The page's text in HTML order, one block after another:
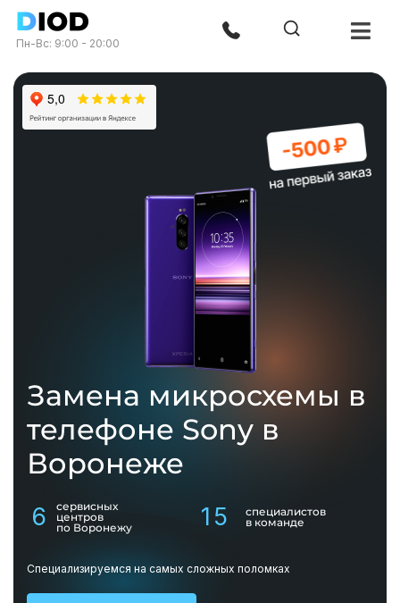
Пн-Вс: 9:00 - 20:00
Замена микросхемы в
телефоне Sony в
Воронеже
6
сервисных
центров
по Воронежу
15
специалистов
в команде
Специализируемся на самых сложных поломках